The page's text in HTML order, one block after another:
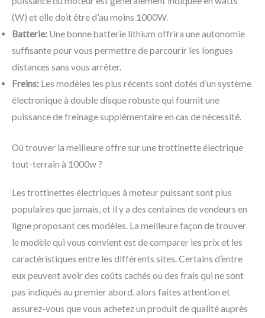
(W) et elle doit être d’au moins 1000W.
Batterie: Une bonne batterie lithium offrira une autonomie
suffisante pour vous permettre de parcourir les longues
distances sans vous arrêter.
Freins: Les modèles les plus récents sont dotés d’un système
électronique à double disque robuste qui fournit une
puissance de freinage supplémentaire en cas de nécessité.
Où trouver la meilleure offre sur une trottinette électrique
tout-terrain à 1000w ?
Les trottinettes électriques à moteur puissant sont plus
populaires que jamais, et il y a des centaines de vendeurs en
ligne proposant ces modèles. La meilleure façon de trouver
le modèle qui vous convient est de comparer les prix et les
caractéristiques entre les différents sites. Certains d’entre
eux peuvent avoir des coûts cachés ou des frais qui ne sont
pas indiqués au premier abord, alors faites attention et
assurez-vous que vous achetez un produit de qualité auprès